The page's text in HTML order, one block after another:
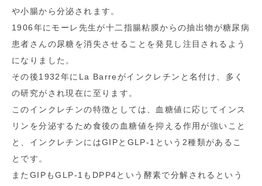
や小腸から分泌されます。
1906年にモーレ先生が十二指腸粘膜からの抽出物が糖尿病
患者さんの尿糖を消失させることを発見し注目されるよう
になりました。
その後1932年にLa Barreがインクレチンと名付け、多く
の研究がされ現在に至ります。
このインクレチンの特徴としては、血糖値に応じてインス
リンを分泌するため食後の血糖値を抑える作用が強いこと
と、インクレチンにはGIPとGLP-1という2種類があるこ
とです。
またGIPもGLP-1もDPP4という酵素で分解されるという